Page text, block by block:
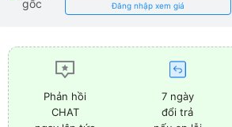
Đăng nhập xem giá
Phản hồi
CHAT
7 ngày
đổi trả